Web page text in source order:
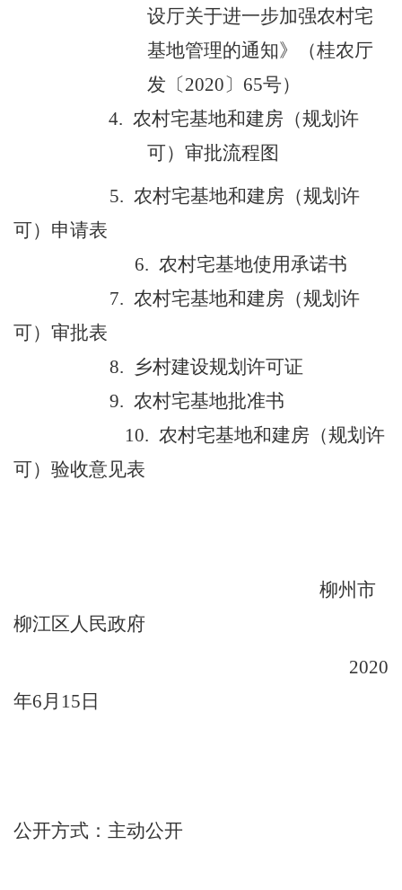
设厅关于进一步加强农村宅
基地管理的通知》（桂农厅
发〔2020〕 65号）
4. 农村宅基地和建房（规划许
可）审批流程图
5. 农村宅基地和建房（规划许
可）申请表
6. 农村宅基地使用承诺书
7. 农村宅基地和建房（规划许
可）审批表
8.
乡村建设规划许可证
9. 农村宅基地批准书
10. 农村宅基地和建房（规划许
可）验收意见表
柳州市
柳江区人民政府
2020
年6月 15 日
公开方式 ： 主动公开